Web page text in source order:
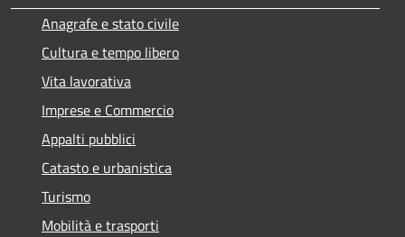
Anagrafe e stato civile
Cultura e tempo libero
Vita lavorativa
Imprese e Commercio
Appalti pubblici
Catasto e urbanistica
Turismo
Mobilità e trasporti